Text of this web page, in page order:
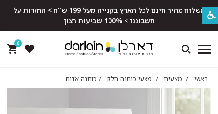
משלוח מהיר חינם לכל הארץ בקנייה מעל 199 ש"ח > החזרות על
חשבוננו > 100% שביעות רצון
0
ראשי / מצעים / מצעי כותנה חלק / כותנה אדום